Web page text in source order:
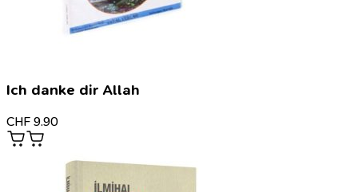
Ich danke dir Allah
CHF 9.90